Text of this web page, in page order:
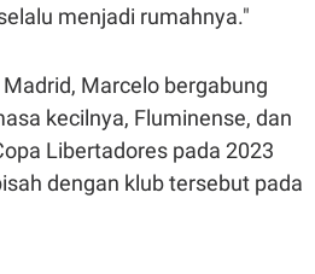
menjadi rumahnya."
Marcelo bergabung
kecilnya, Fluminense, dan
Libertadores pada 2023
dengan klub tersebut pada